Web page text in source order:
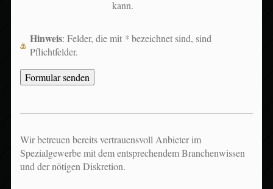
kann.
Hinweis : Felder, die mit *bezeichnet sind, sind
Pflichtfelder.
Wir betreuen bereits vertrauensvoll Anbieter im
Spezialgewerbe mit dem entsprechendem Branchenwissen
und der nötigen Diskretion.